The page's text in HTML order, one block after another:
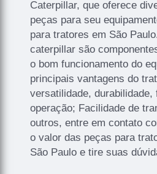
Caterpillar, que oferece
peças para seu
para tratores em São
caterpillar são
o bom funcionamento do
principais vantagens do
versatilidade, durabilidade,
operação; Facilidade de
outros, entre em contato
o valor das peças para
São Paulo e tire suas